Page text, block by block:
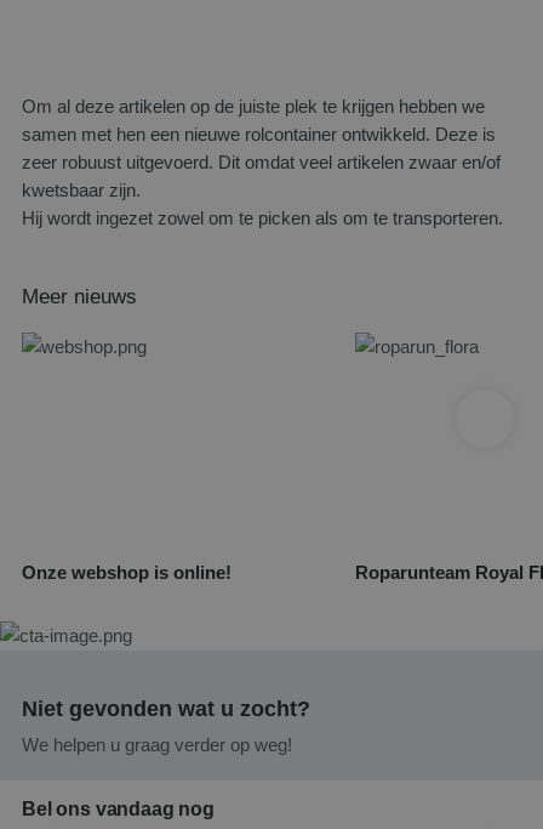
Om al deze artikelen op de juiste plek te krijgen hebben we
samen met hen een nieuwe rolcontainer ontwikkeld. Deze is
zeer robuust uitgevoerd. Dit omdat veel artikelen zwaar en/of
kwetsbaar zijn.
Hij wordt ingezet zowel om te picken als om te transporteren.
Meer nieuws
Onze webshop is online! Roparunteam Royal
Niet gevonden wat u zocht?
We helpen u graag verder op weg!
Bel ons vandaag nog